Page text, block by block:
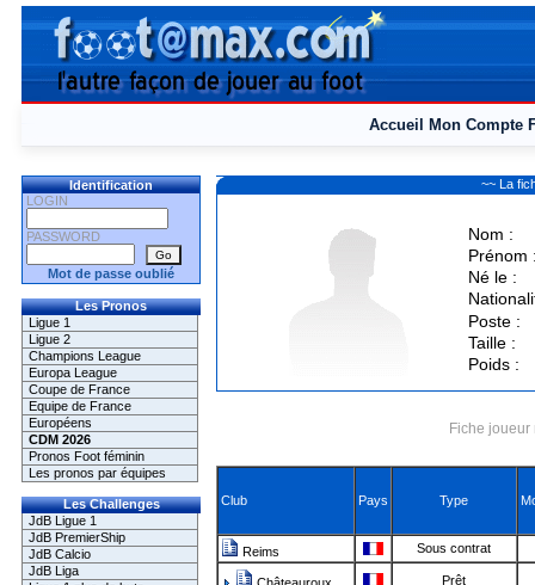
Accueil Mon Compte
Identification
LOGIN
PASSWORD
Mot de passe oublié
Les Pronos
Ligue 1
Ligue 2
Champions League
Europa League
Coupe de France
Equipe de France
Européens
CDM 2026
Pronos Foot féminin
Les pronos par équipes
Les Challenges
JdB Ligue 1
JdB PremierShip
JdB Calcio
JdB Liga
~~ La
Nom :
Prénom
Né le :
Poste :
Taille :
Poids :
Fiche
Club Pays Type
Reims Sous contrat
Prêt